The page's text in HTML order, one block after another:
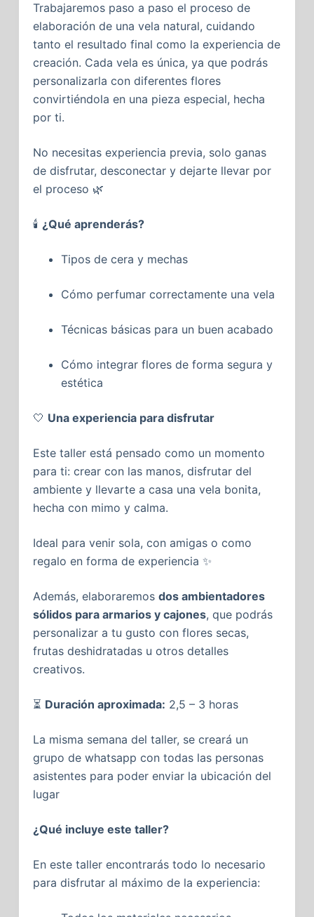
Trabajaremos paso a paso el proceso de
elaboración de una vela natural, cuidando
tanto el resultado final como la experiencia de
creación. Cada vela es única, ya que podrás
personalizarla con diferentes flores
convirtiéndola en una pieza especial, hecha
por ti.
No necesitas experiencia previa, solo ganas
de disfrutar, desconectar y dejarte llevar por
el proceso 🌿
🕯️ ¿Qué aprenderás?
Tipos de cera y mechas
Cómo perfumar correctamente una vela
Técnicas básicas para un buen acabado
Cómo integrar flores de forma segura y
estética
🤍 Una experiencia para disfrutar
Este taller está pensado como un momento
para ti: crear con las manos, disfrutar del
ambiente y llevarte a casa una vela bonita,
hecha con mimo y calma.
Ideal para venir sola, con amigas o como
regalo en forma de experiencia ✨
Además, elaboraremos dos ambientadores
sólidos para armarios y cajones, que podrás
personalizar a tu gusto con flores secas,
frutas deshidratadas u otros detalles
creativos.
⏳ Duración aproximada: 2,5 – 3 horas
La misma semana del taller, se creará un
grupo de whatsapp con todas las personas
asistentes para poder enviar la ubicación del
lugar
¿Qué incluye este taller?
En este taller encontrarás todo lo necesario
para disfrutar al máximo de la experiencia: